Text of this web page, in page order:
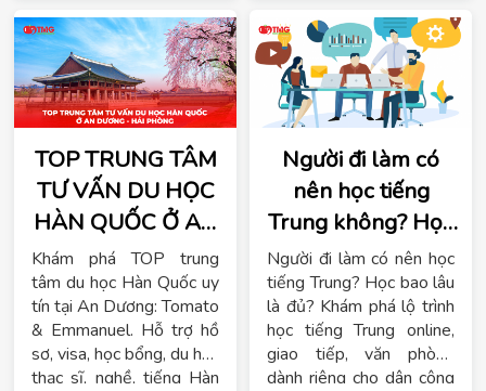
ngoại ngữ Tomato tại các
cơ sở Hải Phòng. Xem ngay
để chọn lịch học phù hợp
với mình nhé! Với hơn 10
năm kinh nghiệm trong đào
tạo đa dạng ngoại ngữ,
trung tâm ngoại ngữ
Tomato tự hào là đơn vị
đào tạo đa dạng ngoại ngữ
hàng đầu đáp ứng đầy đủ
nhu cầu của học viên. Tại
Tomato có các khóa học
ngoại ngữ với các ngôn
ngữ hot hiện nay và tin học
văn phòng cho mọi trình
độ, lịch học linh hoạt. Đặc
dàng lấy chứng chỉ quốc
tế.
TOP TRUNG TÂM
TƯ VẤN DU HỌC
HÀN QUỐC Ở AN
DƯƠNG HẢI
PHÒNG
Khám phá TOP trung
tâm du học Hàn Quốc uy
tín tại An Dương: Tomato
& Emmanuel. Hỗ trợ hồ
sơ, visa, học bổng, du học
thạc sĩ, nghề, tiếng Hàn
Người đi làm có
nên học tiếng
Trung không? Học
bao lâu là đủ?
Người đi làm có nên học
tiếng Trung? Học bao lâu
là đủ? Khám phá lộ trình
học tiếng Trung online,
giao tiếp, văn phòng
dành riêng cho dân công